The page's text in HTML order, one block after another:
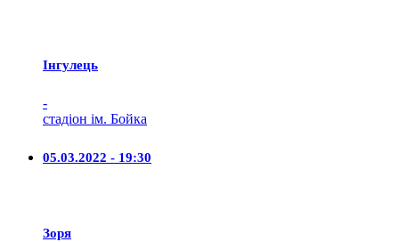
Iнгулець
-
стадіон ім. Бойка
05.03.2022 - 19:30
Зоря